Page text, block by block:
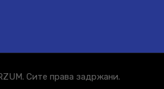
Сите права задржани.